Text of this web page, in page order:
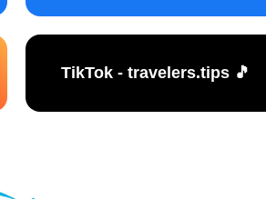
🎵 TikTok - travelers.tips